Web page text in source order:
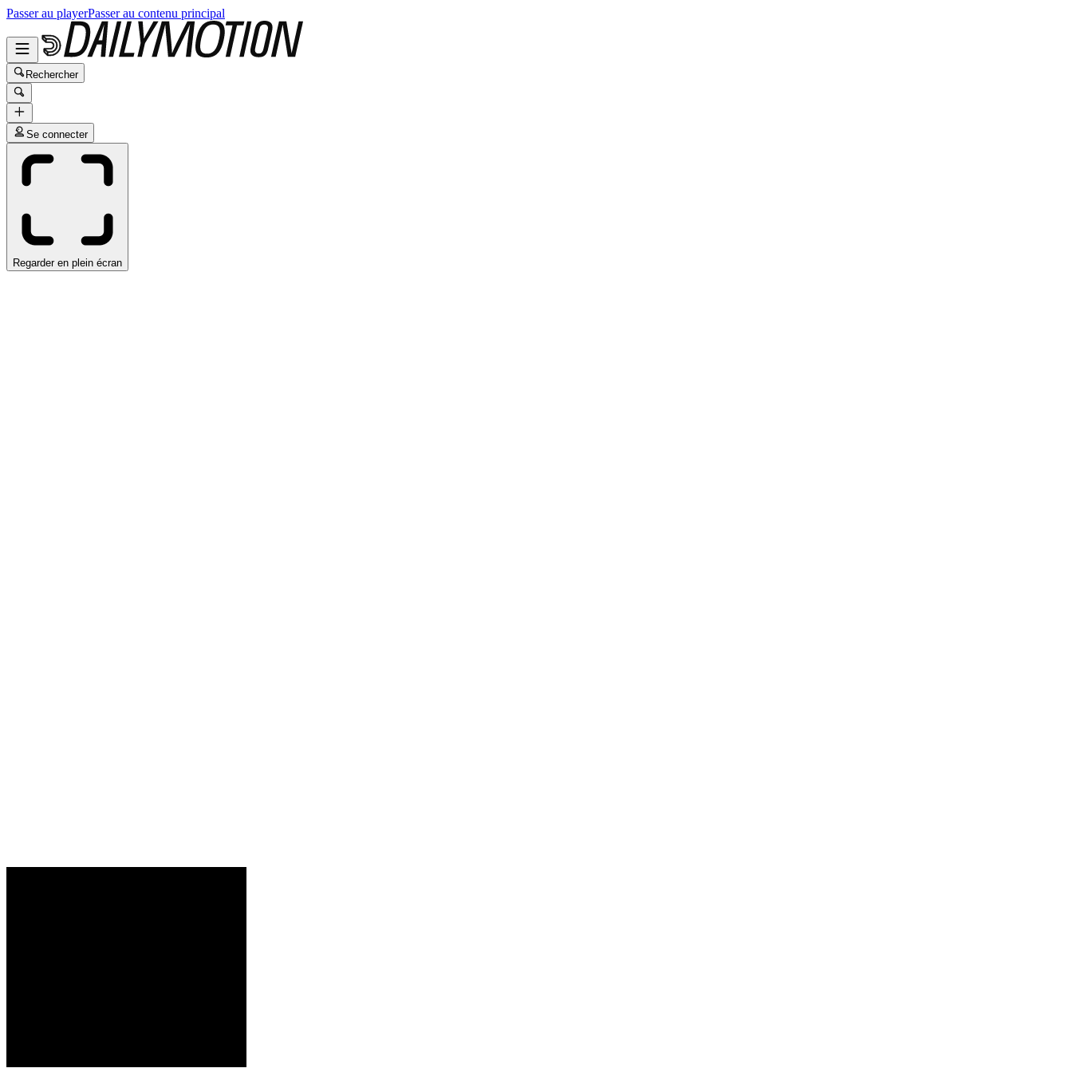
Passer au playerPasser au contenu principal
Rechercher
Se connecter
Regarder en plein écran